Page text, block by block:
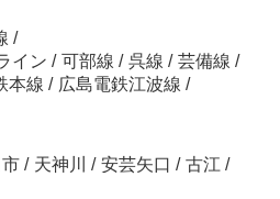
/
イン / 可部線 / 呉線 / 芸備線 /
本線 / 広島電鉄江波線 /
/ 天神川 / 安芸矢口 / 古江 /